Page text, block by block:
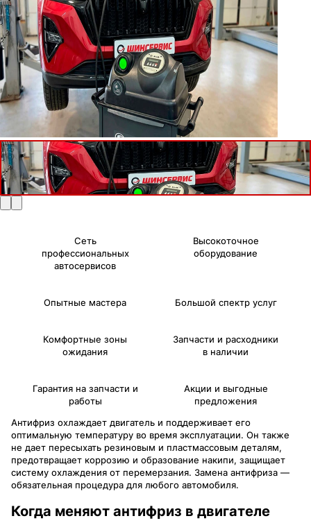
Сеть
профессиональных
автосервисов
Высокоточное
оборудование
Опытные мастера Большой спектр услуг
Комфортные зоны
ожидания
Запчасти и расходники
в наличии
Гарантия на запчасти и
работы
Акции и выгодные
предложения
Антифриз охлаждает двигатель и поддерживает его
оптимальную температуру во время эксплуатации. Он также
не дает пересыхать резиновым и пластмассовым деталям,
предотвращает коррозию и образование накипи, защищает
систему охлаждения от перемерзания. Замена антифриза —
обязательная процедура для любого автомобиля.
Когда меняют антифриз в двигателе